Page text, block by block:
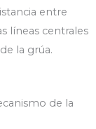
entre
líneas centrales
la grúa.
de la